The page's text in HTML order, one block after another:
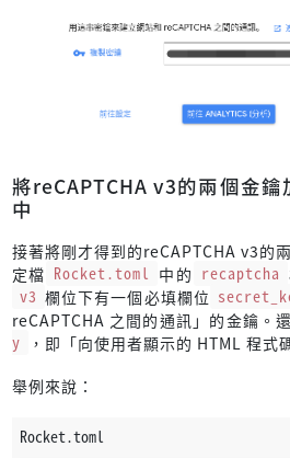
將reCAPTCHA v3的兩個金
中
接著將剛才得到的reCAPTCHA v3的
定檔 Rocket.toml 中的 recaptcha
v3 欄位下有一個必填欄位
reCAPTCHA 之間的通訊」的金鑰。
y
，即「向使用者顯示的 HTML 程式
舉例來說：
Rocket.toml